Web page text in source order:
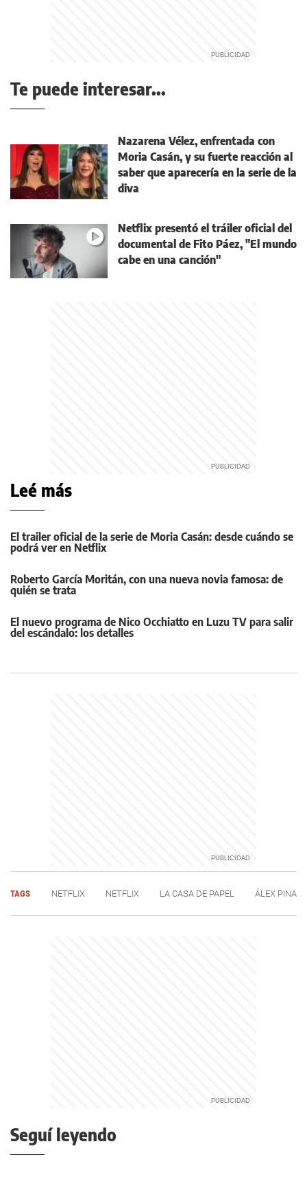
Te puede interesar...
Nazarena Vélez, enfrentada con
Moria Casán, y su fuerte reacción al
saber que aparecería en la serie de la
diva
Netflix presentó el tráiler oficial del
documental de Fito Páez, "El mundo
cabe en una canción"
Leé más
El trailer oficial de la serie de Moria Casán: desde cuándo se
podrá ver en Netflix
Roberto García Moritán, con una nueva novia famosa: de
quién se trata
El nuevo programa de Nico Occhiatto en Luzu TV para salir
del escándalo: los detalles
TAGS NETFLIX NETFLIX LA CASA DE PAPEL ÁLEX PINA
Seguí leyendo